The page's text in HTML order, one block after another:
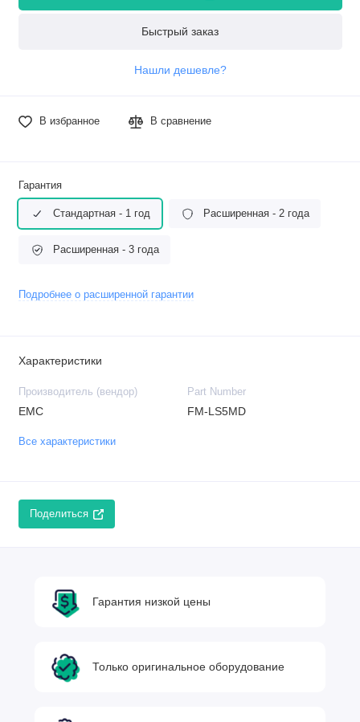
Быстрый заказ
Нашли дешевле?
В избранное В сравнение
Гарантия
Стандартная - 1 год Расширенная - 2 года
Расширенная - 3 года
Подробнее о расширенной гарантии
Характеристики
Производитель (вендор)
EMC
Part Number
FM-LS5MD
Все характеристики
Поделиться
Гарантия низкой цены
Только оригинальное оборудование